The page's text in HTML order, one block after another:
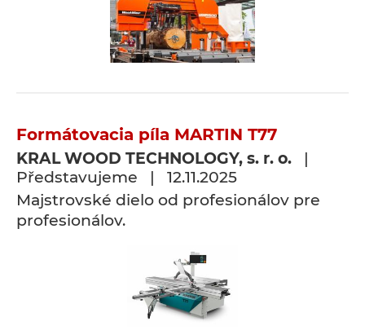
Formátovacia píla MARTIN T77
KRAL WOOD TECHNOLOGY, s. r. o. |
Představujeme | 12.11.2025
Majstrovské dielo od profesionálov pre
profesionálov.